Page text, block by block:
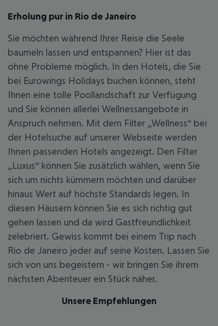
Erholung pur in Rio de Janeiro
Sie möchten während Ihrer Reise die Seele
baumeln lassen und entspannen? Hier ist das
ohne Probleme möglich. In den Hotels, die Sie
bei Eurowings Holidays buchen können, steht
Ihnen eine tolle Poollandschaft zur Verfügung
und Sie können allerlei Wellnessangebote in
Anspruch nehmen. Mit dem Filter „Wellness“ bei
der Hotelsuche auf unserer Webseite werden
Ihnen passenden Hotels angezeigt. Den Filter
„Luxus“ können Sie zusätzlich wählen, wenn Sie
sich um nichts kümmern möchten und darüber
hinaus Wert auf höchste Standards legen. In
diesen Häusern können Sie es sich richtig gut
gehen lassen und da wird Gastfreundlichkeit
zelebriert. Gewiss kommt bei einem Trip nach
Rio de Janeiro jeder auf seine Kosten. Lassen Sie
sich von uns begeistern - wir bringen Sie ihrem
nächsten Abenteuer ein Stück näher.
Unsere Empfehlungen